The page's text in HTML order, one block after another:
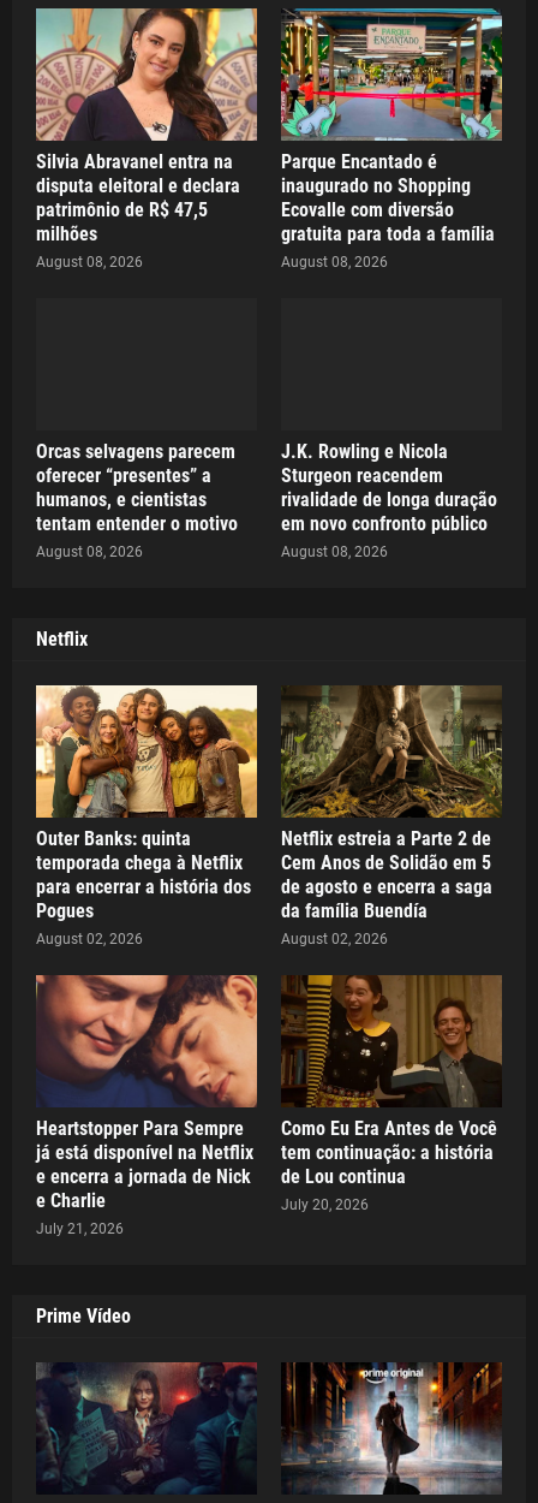
Silvia Abravanel entra na
disputa eleitoral e declara
patrimônio de R$ 47,5
milhões
August 08, 2026
Parque Encantado é
inaugurado no Shopping
Ecovalle com diversão
gratuita para toda a família
August 08, 2026
Orcas selvagens parecem
oferecer “presentes” a
humanos, e cientistas
tentam entender o motivo
August 08, 2026
J.K. Rowling e Nicola
Sturgeon reacendem
rivalidade de longa duração
em novo confronto público
August 08, 2026
Netflix
Outer Banks: quinta
temporada chega à Netflix
para encerrar a história dos
Pogues
August 02, 2026
Netflix estreia a Parte 2 de
Cem Anos de Solidão em 5
de agosto e encerra a saga
da família Buendía
August 02, 2026
Heartstopper Para Sempre
já está disponível na Netflix
e encerra a jornada de Nick
e Charlie
July 21, 2026
Como Eu Era Antes de Você
tem continuação: a história
de Lou continua
July 20, 2026
Prime Vídeo